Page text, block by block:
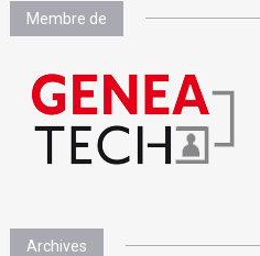
Membre de
Archives